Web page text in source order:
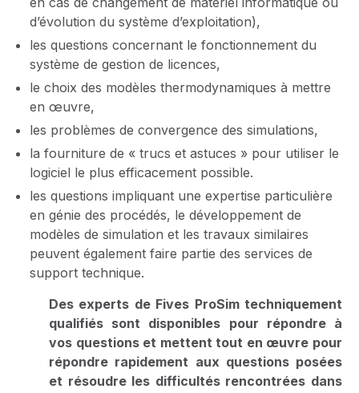
d’évolution du système d’exploitation),
les questions concernant le fonctionnement du
système de gestion de licences,
le choix des modèles thermodynamiques à mettre
en œuvre,
les problèmes de convergence des simulations,
la fourniture de « trucs et astuces » pour utiliser le
logiciel le plus efficacement possible.
les questions impliquant une expertise particulière
en génie des procédés, le développement de
modèles de simulation et les travaux similaires
peuvent également faire partie des services de
support technique.
Des experts de Fives ProSim techniquement
qualifiés sont disponibles pour répondre à
vos questions et mettent tout en œuvre pour
répondre rapidement aux questions posées
et résoudre les difficultés rencontrées dans